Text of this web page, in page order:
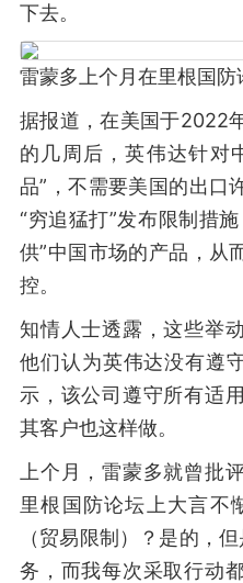
下去。
雷蒙多上个月在里根国防
据报道，在美国于2022
的几周后，英伟达针对
品”，不需要美国的出口
“穷追猛打”发布限制措
供”中国市场的产品，从
控。
知情人士透露，这些举
他们认为英伟达没有遵
示，该公司遵守所有适
其客户也这样做。
上个月，雷蒙多就曾批
里根国防论坛上大言不
（贸易限制）？是的，
务，而我每次采取行动